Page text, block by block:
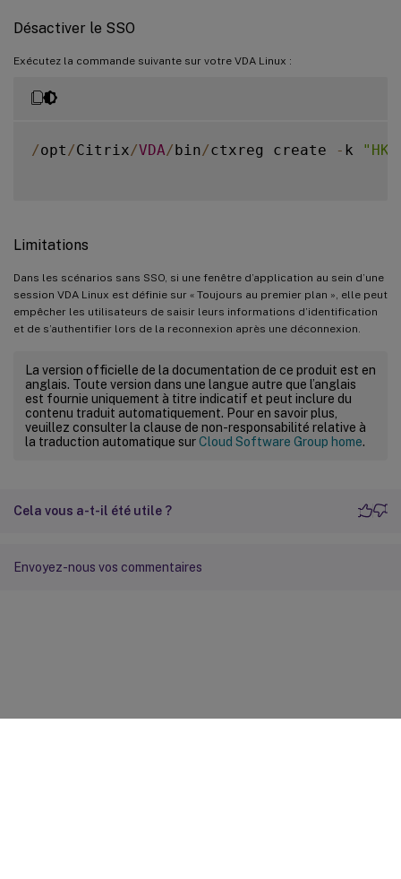
Désactiver le SSO
Exécutez la commande suivante sur votre VDA Linux :
/opt /Citrix/VDA/bin/ctxreg create - k
Limitations
Dans les scénarios sans SSO, si une fenêtre d’application au sein d’une
session VDA Linux est définie sur « Toujours au premier plan », elle peut
empêcher les utilisateurs de saisir leurs informations d’identification
et de s’authentifier lors de la reconnexion après une déconnexion.
La version officielle de la documentation de ce produit est en
anglais. Toute version dans une langue autre que l’anglais
est fournie uniquement à titre indicatif et peut inclure du
contenu traduit automatiquement. Pour en savoir plus,
veuillez consulter la clause de non-responsabilité relative à
la traduction automatique surCloud Software Group home.
Cela vous a-t-il été utile ?
Envoyez-nous vos commentaires